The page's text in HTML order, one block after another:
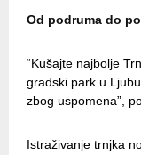
Od podruma do
“Kušajte najbolje
gradski park u
zbog uspomena”,
Istraživanje trnjka